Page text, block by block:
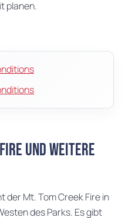
planen.
und weitere
der Mt. Tom Creek Fire in
des Parks. Es gibt